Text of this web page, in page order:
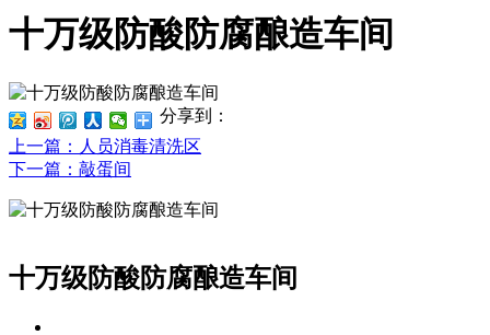
十万级防酸防腐酿造车间
分享到：
上一篇 ：人员消毒清洗区
下一篇 ：敲蛋间
十万级防酸防腐酿造车间